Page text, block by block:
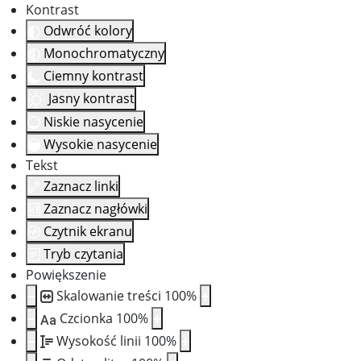
Kontrast
Odwróć kolory
Monochromatyczny
Ciemny kontrast
Jasny kontrast
Niskie nasycenie
Wysokie nasycenie
Tekst
Zaznacz linki
Zaznacz nagłówki
Czytnik ekranu
Tryb czytania
Powiększenie
Skalowanie treści 100%
Aa Czcionka 100%
Wysokość linii 100%